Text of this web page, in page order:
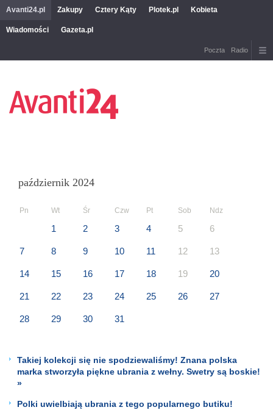
Avanti24.pl Zakupy Cztery Kąty Plotek.pl Kobieta
Wiadomości Gazeta.pl
Poczta Radio
październik 2024
Pn Wt Śr Czw Pt Sob Ndz
1 2 3 4 5 6
7 8 9 10 11 12 13
14 15 16 17 18 19 20
21 22 23 24 25 26 27
28 29 30 31
Takiej kolekcji się nie spodziewaliśmy! Znana polska
marka stworzyła piękne ubrania z wełny. Swetry są boskie!
»
Polki uwielbiają ubrania z tego popularnego butiku!